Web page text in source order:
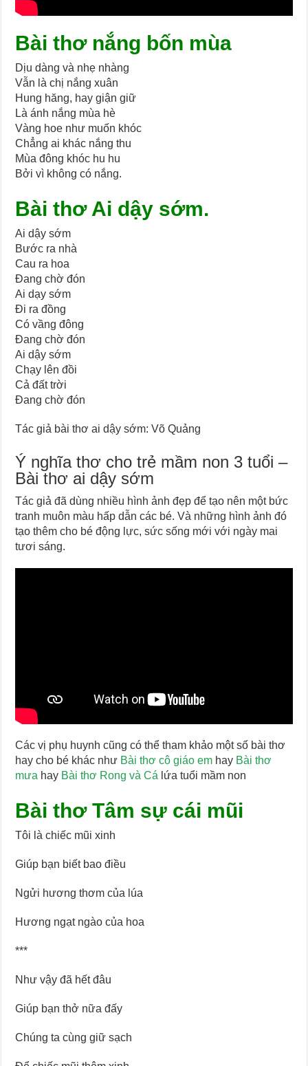
Bài thơ nắng bốn mùa
Dịu dàng và nhẹ nhàng
Vẫn là chị nắng xuân
Hung hăng, hay giận giữ
Là ánh nắng mùa hè
Vàng hoe như muốn khóc
Chẳng ai khác nắng thu
Mùa đông khóc hu hu
Bởi vì không có nắng.
Bài thơ Ai dậy sớm.
Ai dậy sớm
Bước ra nhà
Cau ra hoa
Đang chờ đón
Ai dạy sớm
Đi ra đồng
Có vầng đông
Đang chờ đón
Ai dậy sớm
Chạy lên đồi
Cả đất trời
Đang chờ đón
Tác giả bài thơ ai dậy sớm: Võ Quảng
Ý nghĩa thơ cho trẻ mầm non 3 tuổi –
Bài thơ ai dậy sớm
Tác giả đã dùng nhiều hình ảnh đẹp để tạo nên một bức
tranh muôn màu hấp dẫn các bé. Và những hình ảnh đó
tạo thêm cho bé động lực, sức sống mới với ngày mai
tươi sáng.
Các vị phụ huynh cũng có thể tham khảo một số bài thơ
hay cho bé khác như Bài thơ cô giáo em hay Bài thơ
mưa hay Bài thơ Rong và Cá lứa tuổi mầm non
Bài thơ Tâm sự cái mũi
Tôi là chiếc mũi xinh
Giúp bạn biết bao điều
Ngửi hương thơm của lúa
Hương ngạt ngào của hoa
***
Như vậy đã hết đâu
Giúp bạn thở nữa đấy
Chúng ta cùng giữ sạch